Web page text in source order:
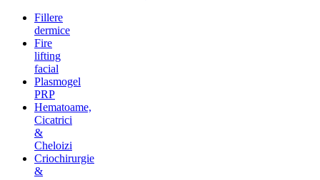
Fillere
dermice
Fire
lifting
facial
Plasmogel
PRP
Hematoame,
Cicatrici
&
Cheloizi
Criochirurgie
&